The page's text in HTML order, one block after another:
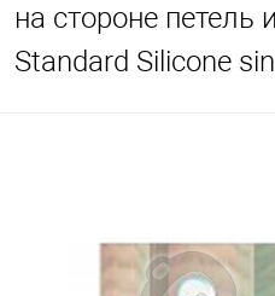
на стороне петель
Standard Silicone